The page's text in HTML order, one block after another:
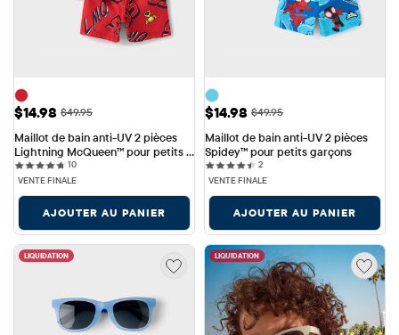
Prix ​​de vente: $14.98
$14.98 Prix ​​d'origine: $49.95
$49.95
Maillot de bain anti-UV 2 pièces
Lightning McQueen™ pour petits
garçons
1010 reviews
VENTE FINALE
AJOUTER AU PANIER
Prix ​​de vente: $14.98
$14.98 Prix ​​d'origine: $49.95
$49.95
Maillot de bain anti-UV 2 pièces
Spidey™ pour petits garçons
22 reviews
VENTE FINALE
AJOUTER AU PANIER
LIQUIDATION LIQUIDATION